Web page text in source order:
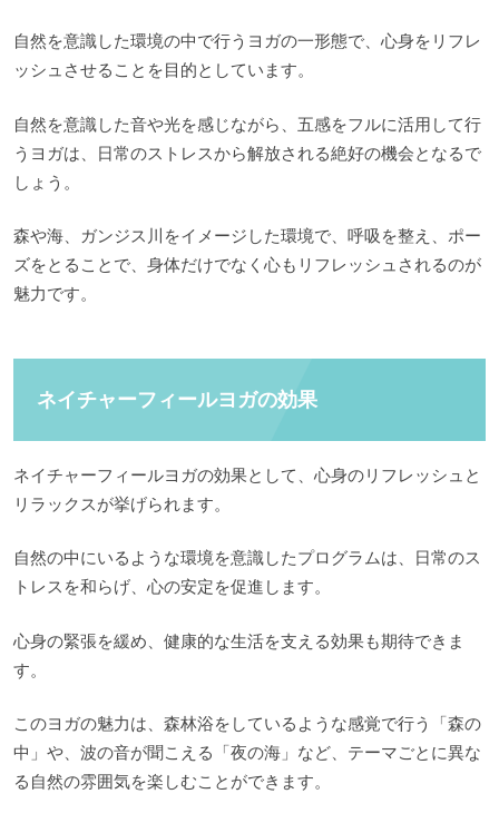
自然を意識した環境の中で行うヨガの一形態で、心身をリフレ
ッシュさせることを目的としています。
自然を意識した音や光を感じながら、五感をフルに活用して行
うヨガは、日常のストレスから解放される絶好の機会となるで
しょう。
森や海、ガンジス川をイメージした環境で、呼吸を整え、ポー
ズをとることで、身体だけでなく心もリフレッシュされるのが
魅力です。
ネイチャーフィールヨガの効果
ネイチャーフィールヨガの効果として、心身のリフレッシュと
リラックスが挙げられます。
自然の中にいるような環境を意識したプログラムは、日常のス
トレスを和らげ、心の安定を促進します。
心身の緊張を緩め、健康的な生活を支える効果も期待できま
す。
このヨガの魅力は、森林浴をしているような感覚で行う「森の
中」や、波の音が聞こえる「夜の海」など、テーマごとに異な
る自然の雰囲気を楽しむことができます。